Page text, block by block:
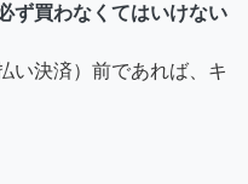
ず買わなくてはいけない
い決済）前であれば、キ